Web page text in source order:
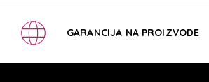
GARANCIJA NA PROIZVODE